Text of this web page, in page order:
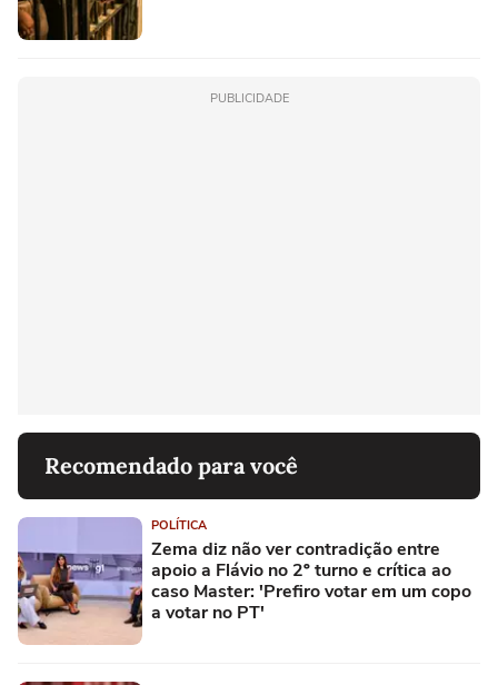
PUBLICIDADE
Recomendado para você
POLÍTICA
Zema diz não ver contradição entre
apoio a Flávio no 2º turno e crítica ao
caso Master: 'Prefiro votar em um copo
a votar no PT'